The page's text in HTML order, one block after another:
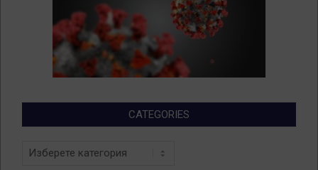
CATEGORIES
Categories